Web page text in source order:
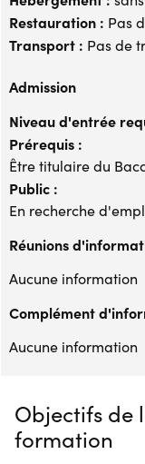
Restauration : Pas
Transport : Pas de
Admission
Niveau d'entrée
Prérequis :
Être titulaire du
Public :
En recherche
Réunions
Aucune information
Complément
Aucune information
Objectifs de
formation